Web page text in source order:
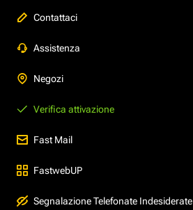
Contattaci
Assistenza
Negozi
Verifica attivazione
Fast Mail
FastwebUP
Segnalazione Telefonate Indesiderate